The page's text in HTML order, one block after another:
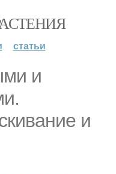
статьи
и
и